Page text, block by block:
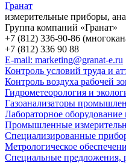
Гранат
измерительные приборы,
Группа компаний «Гранат»
+7 (812) 336-90-86
+7 (812) 336 90 88
E-mail: marketing@granat-e.ru
Контроль условий труда и
Контроль воздуха рабочей
Гидрометеорология и
Газоанализаторы
Лабораторное
Промышленные
Специализированные
Метрологическое
Специальные предложения,